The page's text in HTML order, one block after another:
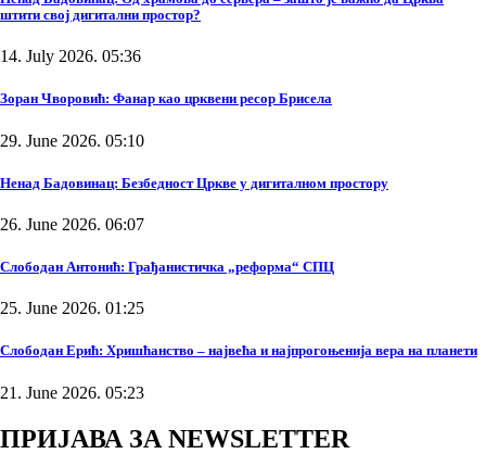
штити свој дигитални простор?
14. July 2026. 05:36
Зоран Чворовић: Фанар као црквени ресор Брисела
29. June 2026. 05:10
Ненад Бадовинац: Безбедност Цркве у дигиталном простору
26. June 2026. 06:07
Слободан Антонић: Грађанистичка „реформа“ СПЦ
25. June 2026. 01:25
Слободан Ерић: Хришћанство – највећа и најпрогоњенија вера на планети
21. June 2026. 05:23
ПРИЈАВА ЗА NEWSLETTER